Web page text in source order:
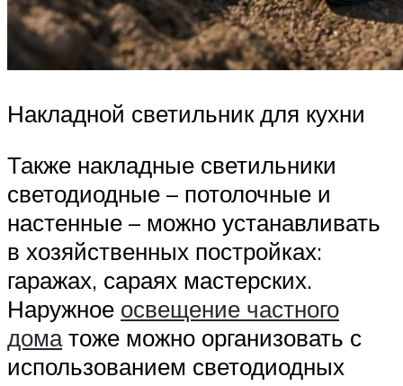
Накладной светильник для кухни
Также накладные светильники
светодиодные – потолочные и
настенные – можно устанавливать
в хозяйственных постройках:
гаражах, сараях мастерских.
Наружное освещение частного
доматоже можно организовать с
использованием светодиодных